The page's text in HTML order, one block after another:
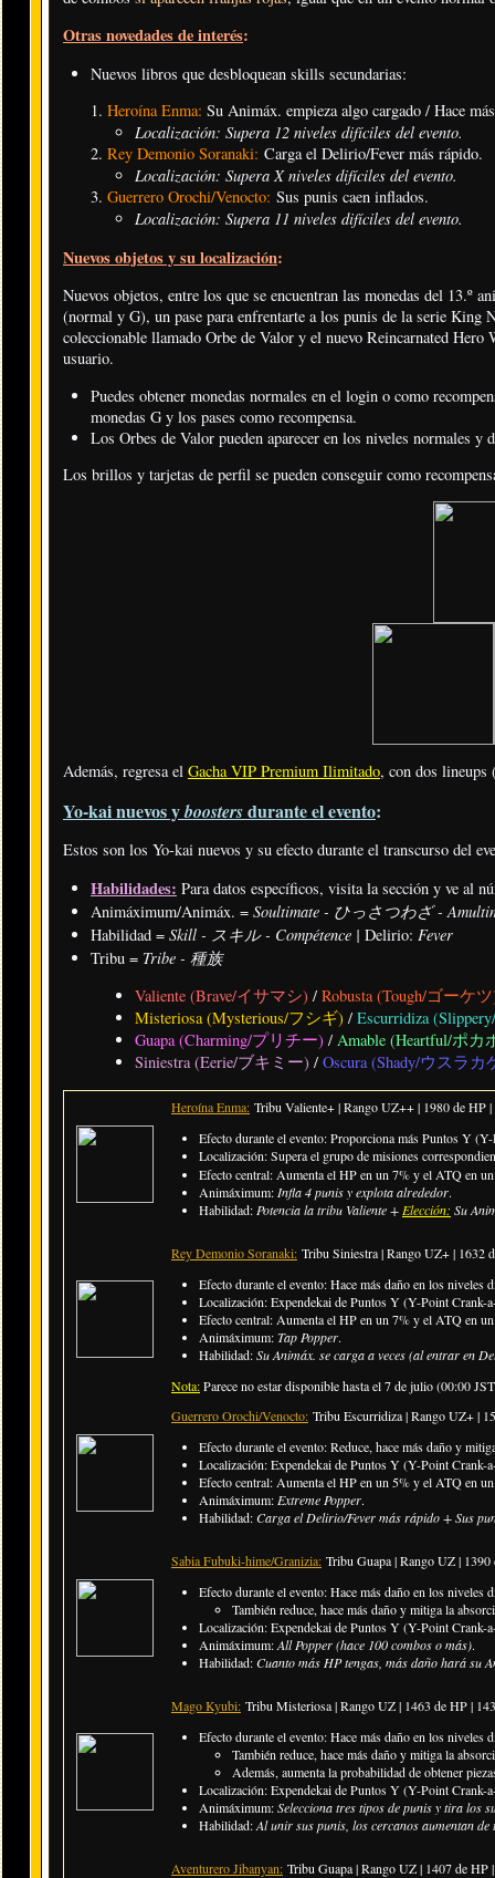
Otras novedades de interés:
Nuevos libros que desbloquean skills secundarias:
Heroína Enma: Su Animáx. empieza algo cargado / Hace
Localización: Supera 12 niveles difíciles del evento.
Rey Demonio Soranaki: Carga el Delirio/Fever más rápido.
Localización: Supera X niveles difíciles del evento.
Guerrero Orochi/Venocto: Sus punis caen inflados.
Localización: Supera 11 niveles difíciles del evento.
Nuevos objetos y su localización:
Nuevos objetos, entre los que se encuentran las monedas del 13.º
(normal y G), un pase para enfrentarte a los punis de la serie King
coleccionable llamado Orbe de Valor y el nuevo Reincarnated
usuario.
Puedes obtener monedas normales en el login o como
monedas G y los pases como recompensa.
Los Orbes de Valor pueden aparecer en los niveles normales
Los brillos y tarjetas de perfil se pueden conseguir como
Además, regresa el Gacha VIP Premium Ilimitado, con dos lineups
Yo-kai nuevos yboostersdurante el evento:
Estos son los Yo-kai nuevos y su efecto durante el transcurso del
Habilidades: Para datos específicos, visita la sección y ve al
Animáximum/Animáx. = Soultimate - ひっさつわざ -
Habilidad = Skill - スキル - Compétence | Delirio: Fever
Tribu = Tribe - 種族
Valiente (Brave/イサマシ) / Robusta (Tough/ゴーケ
Misteriosa (Mysterious/フシギ) / Escurridiza
Guapa (Charming/プリチー) / Amable (Heartful/ポカ
Siniestra (Eerie/ブキミー) / Oscura (Shady/ウスラカ
Heroína Enma: Tribu Valiente+ | Rango UZ++ | 1980 de HP
Efecto durante el evento: Proporciona más Puntos Y
Localización: Supera el grupo de misiones
Efecto central: Aumenta el HP en un 7% y el ATQ en
Animáximum: Infla 4 punis y explota alrededor.
Habilidad: Potencia la tribu Valiente + Elección: Su
Rey Demonio Soranaki: Tribu Siniestra | Rango UZ+ | 1632
Efecto durante el evento: Hace más daño en los niveles
Localización: Expendekai de Puntos Y (Y-Point Crank-
Efecto central: Aumenta el HP en un 7% y el ATQ en
Animáximum:Tap Popper.
Habilidad:Su Animáx. se carga a veces (al entrar en
Nota:Parece no estar disponible hasta el 7 de julio (00:00
Guerrero Orochi/Venocto: Tribu Escurridiza | Rango UZ+ |
Efecto durante el evento: Reduce, hace más daño y
Localización: Expendekai de Puntos Y (Y-Point Crank-
Efecto central: Aumenta el HP en un 5% y el ATQ en
Animáximum: Extreme Popper.
Habilidad:Carga el Delirio/Fever más rápido + Sus
Sabia Fubuki-hime/Granizia: Tribu Guapa | Rango UZ |
Efecto durante el evento: Hace más daño en los niveles
También reduce, hace más daño y mitiga la
Localización: Expendekai de Puntos Y (Y-Point Crank-
Animáximum:All Popper (hace 100 combos o más).
Habilidad:Cuanto más HP tengas, más daño hará su
Mago Kyubi: Tribu Misteriosa | Rango UZ | 1463 de HP |
Efecto durante el evento: Hace más daño en los niveles
También reduce, hace más daño y mitiga la
Además, aumenta la probabilidad de obtener
Localización: Expendekai de Puntos Y (Y-Point Crank-
Animáximum:Selecciona tres tipos de punis y tira los
Habilidad:Al unir sus punis, los cercanos aumentan
Aventurero Jibanyan: Tribu Guapa | Rango UZ | 1407 de HP